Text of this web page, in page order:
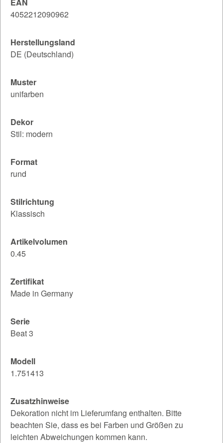
4052212090962
Herstellungsland
DE (Deutschland)
Muster
unifarben
Dekor
Stil: modern
Format
rund
Stilrichtung
Klassisch
Artikelvolumen
0.45
Zertifikat
Made in Germany
Serie
Beat 3
Modell
1.751413
Zusatzhinweise
Dekoration nicht im Lieferumfang enthalten. Bitte
beachten Sie, dass es bei Farben und Größen zu
leichten Abweichungen kommen kann.